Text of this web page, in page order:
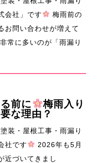
会社」です
梅雨前の
お問い合わせが増えて
常に多いのが「雨漏り
前に
梅雨入り
な理由？
装・屋根工事・雨漏り
社です
2026年も5月
近づいてきまし